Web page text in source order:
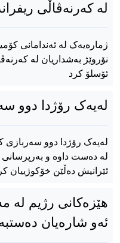
لە کەرنەڤاڵی
ژمارەیەک لە ئەندامانی
نۆروێژ بەشداریان لە
ئۆسلۆ کرد
لەیەک رۆژدا دوو
لەیەک رۆژدا دوو سەربازی
لە دەست داوە و بەرپرسانی
ئێرانیش دەڵێن خۆکوژییان
هێزەکانی رژیم لە
ئەو شارەیان